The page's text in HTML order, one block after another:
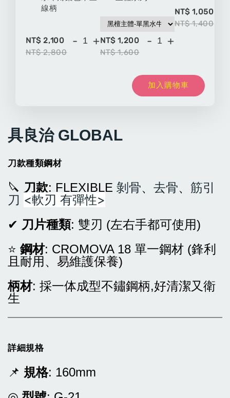
線柄
NT$ 2,100
NT$ 2,800
- +NT$ 1,200
NT$ 1,600
- +
NT$ 1,050
NT$ 1,400
加入購物車
具良治 GLOBAL
刀款種類鋼材
🔪 刀款: FLEXIBLE 剝骨、 去骨、 筋引
刀 <軟刃 有彈性>
✔︎ 刀片種類: 雙刃 (左右手都可使用)
⭐ 鋼材: CROMOVA 18 單一鋼材 (鋒利
且耐用、易維護保養)
柄材: 採一体成型不鏽鋼柄,好清潔又衛
生
詳細規格
📌 規格: 160mm